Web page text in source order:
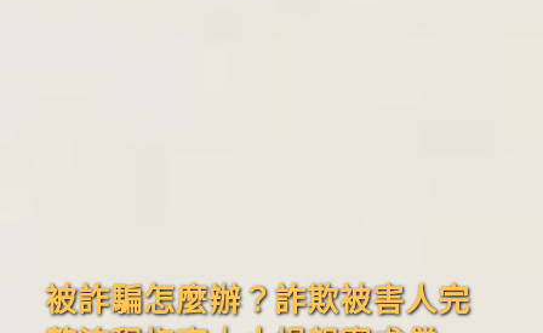
被詐騙怎麼辦？詐欺被害人完